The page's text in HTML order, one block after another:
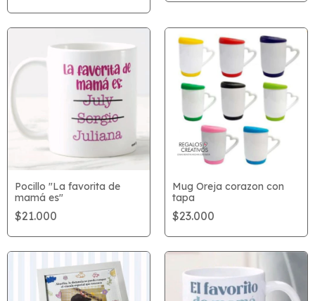
Pocillo "La favorita de
mamá es"
$21.000
Mug Oreja corazon con
tapa
$23.000